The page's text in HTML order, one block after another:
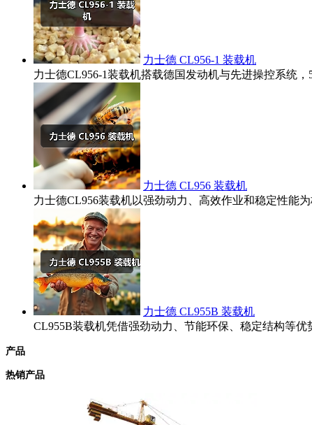
力士德 CL956-1 装载机
力士德CL956-1装载机搭载德国发动机与先进操控系统
力士德 CL956 装载机
力士德CL956装载机以强劲动力、高效作业和稳定性能
力士德 CL955B 装载机
CL955B装载机凭借强劲动力、节能环保、稳定结构等
产品
热销产品